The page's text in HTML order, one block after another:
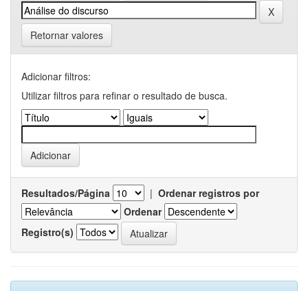
Retornar valores
Adicionar filtros:
Utilizar filtros para refinar o resultado de busca.
Resultados/Página | Ordenar registros por
Ordenar
Registro(s)